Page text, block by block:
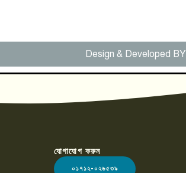
Design & Developed BY
যোগাযোগ করুন
০১৭১২-০২৬৫৩৯